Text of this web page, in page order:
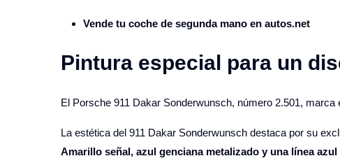
Vende tu coche de segunda mano en autos.net
Pintura especial para un
El Porsche 911 Dakar Sonderwunsch, número 2.501, marca
La estética del 911 Dakar Sonderwunsch destaca por su
Amarillo señal, azul genciana metalizado y una línea azul